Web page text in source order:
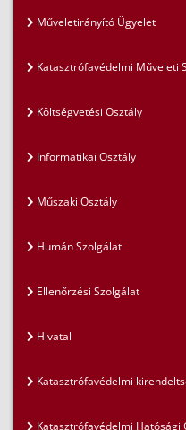
Műveletirányító Ügyelet
Katasztrófavédelmi Műveleti
Költségvetési Osztály
Informatikai Osztály
Műszaki Osztály
Humán Szolgálat
Ellenőrzési Szolgálat
Hivatal
Katasztrófavédelmi
Katasztrófavédelmi Hatósági